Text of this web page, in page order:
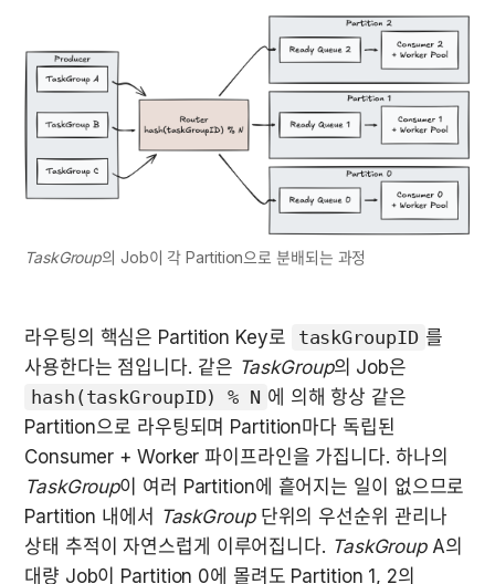
TaskGroup의 Job이 각 Partition으로 분배되는 과정
라우팅의 핵심은 Partition Key로 taskGroupID 를
사용한다는 점입니다. 같은 TaskGroup
hash(taskGroupID) % N 에 의해 항상 같은
Partition으로 라우팅되며 Partition마다 독립된
TaskGroup이 여러 Partition에 흩어지는 일이 없으므로
Partition 내에서 TaskGroup 단위의 우선순위 관리나
상태 추적이 자연스럽게 이루어집니다. TaskGroup A의
대량 Job이 Partition 0에 몰려도 Partition 1, 2의